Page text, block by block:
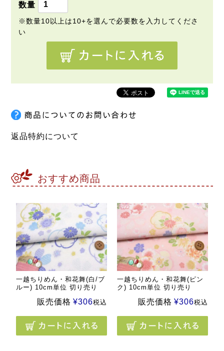
返品特約について
おすすめ商品
一越ちりめん・和花舞(白/ブ
ルー) 10cm単位 切り売り
販売価格 ¥306税込
一越ちりめん・和花舞(ピン
ク) 10cm単位 切り売り
販売価格 ¥306税込